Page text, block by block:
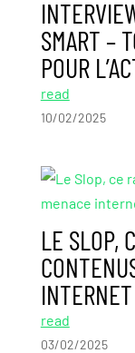
SMART –
POUR
read
10/02/2025
LE SLOP,
INTERNET
read
03/02/2025